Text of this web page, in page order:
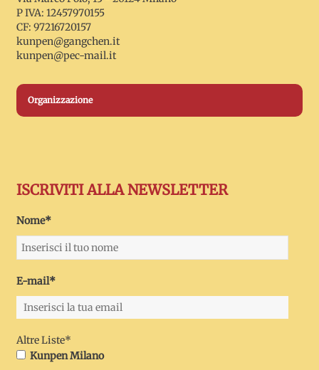
P IVA: 12457970155
CF: 97216720157
kunpen@gangchen.it
kunpen@pec-mail.it
Organizzazione
ISCRIVITI ALLA NEWSLETTER
Nome*
E-mail*
Altre Liste*
Kunpen Milano